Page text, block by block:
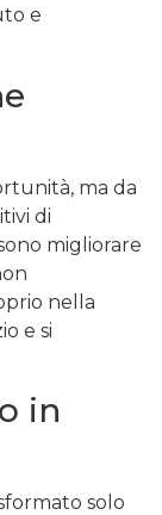
e
ma da
di
migliorare
nella
e si
in
solo